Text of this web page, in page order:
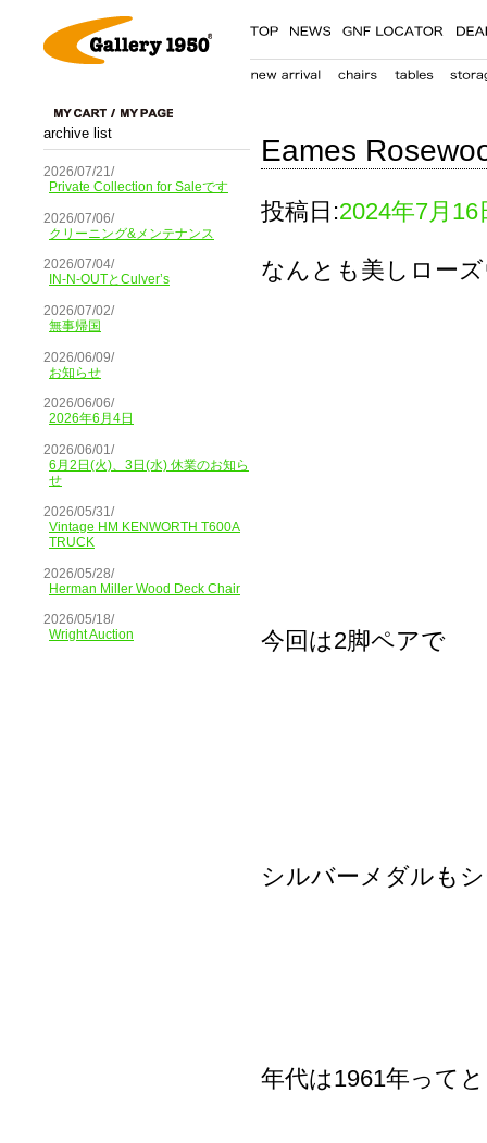
archive list
2026/07/21/
Private Collection for Saleです
2026/07/06/
クリーニング&メンテナンス
2026/07/04/
IN-N-OUTとCulver’s
2026/07/02/
無事帰国
2026/06/09/
お知らせ
2026/06/06/
2026年6月4日
2026/06/01/
6月2日(火)、3日(水) 休業のお知ら
せ
2026/05/31/
Vintage HM KENWORTH T600A
TRUCK
2026/05/28/
Herman Miller Wood Deck Chair
2026/05/18/
Wright Auction
Eames
投稿日:2024年7月16
なんとも美しロー
今回は2脚ペアで
シルバーメダルも
年代は1961年って